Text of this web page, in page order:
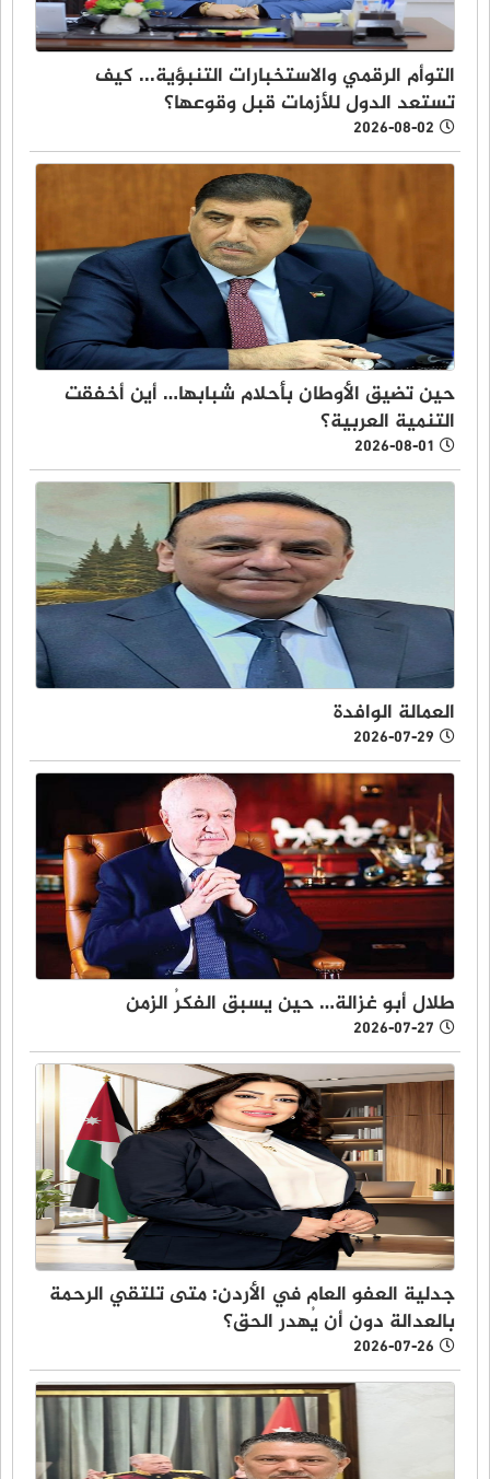
التوأم الرقمي والاستخبارات التنبؤية... كيف
تستعد الدول للأزمات قبل وقوعها؟
2026-08-02
حين تضيق الأوطان بأحلام شبابها… أين أخفقت
التنمية العربية؟
2026-08-01
العمالة الوافدة
2026-07-29
طلال أبو غزالة… حين يسبق الفكرُ الزمن
2026-07-27
جدلية العفو العام في الأردن: متى تلتقي الرحمة
بالعدالة دون أن يُهدر الحق؟
2026-07-26